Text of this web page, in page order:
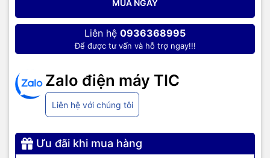
MUA NGAY
Liên hệ 0936368995
Để được tư vấn và hỗ trợ ngay!!!
Zalo điện máy TIC
Liên hệ với chúng tôi
Ưu đãi khi mua hàng